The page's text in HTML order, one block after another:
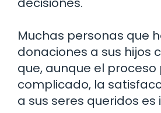
Muchas personas que
donaciones a sus hijos
que, aunque el proceso
complicado, la
a sus seres queridos es